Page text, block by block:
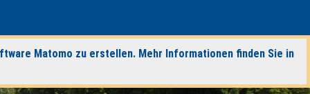
Matomo zu erstellen. Mehr Informationen finden Sie in